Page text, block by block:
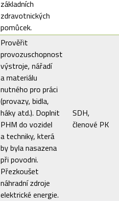
základních
zdravotnických
pomůcek.
Prověřit
provozuschopnost
výstroje, nářadí
a materiálu
nutného pro práci
(provazy, bidla,
háky atd.). Doplnit
PHM do vozidel
a techniky, která
by byla nasazena
při povodni.
Přezkoušet
náhradní zdroje
elektrické energie.
SDH,
členové PK